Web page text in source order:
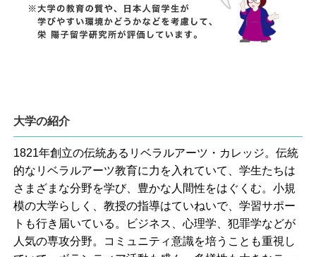
大学の紹介
1821年創立の伝統あるリベラルアーツ・カレッジ。伝統
的なリベラルアーツ教育に力を入れていて、学生たちは
さまざまな分野を学び、豊かな人間性をはぐくむ。小規
模の大学らしく、教授の指導はていねいで、学習サポー
トも行き届いている。ビジネス、心理学、犯罪学などが
人気の専攻分野。コミュニティ意識を培うことも重視し